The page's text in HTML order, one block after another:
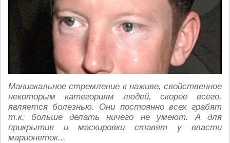
Маниакальное стремление к наживе, свойственное
некоторым категориям людей, скорее всего,
является болезнью. Они постоянно всех грабят
т.к. больше делать ничего не умеют. А для
прикрытия и маскировки ставят у власти
марионеток...